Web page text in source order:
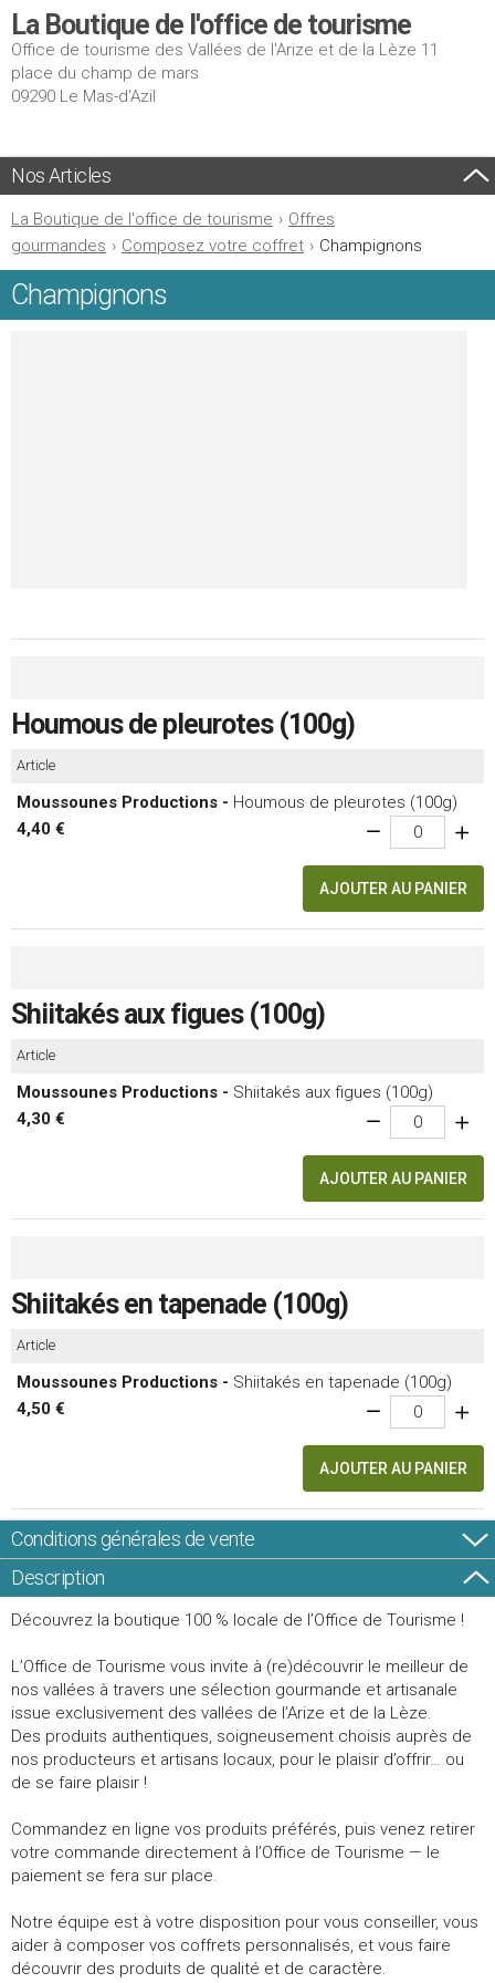
La Boutique de l'office de tourisme
Office de tourisme des Vallées de l'Arize et de la Lèze 11
place du champ de mars
09290 Le Mas-d'Azil
Nos Articles
La Boutique de l'office de tourisme › Offres
gourmandes › Composez votre coffret › Champignons
Champignons
Houmous de pleurotes (100g)
Article
Moussounes Productions - Houmous de pleurotes (100g)
4,40 €
AJOUTER AU PANIER
Shiitakés aux figues (100g)
Article
Moussounes Productions - Shiitakés aux figues (100g)
4,30 €
AJOUTER AU PANIER
Shiitakés en tapenade (100g)
Article
Moussounes Productions - Shiitakés en tapenade (100g)
4,50 €
AJOUTER AU PANIER
Conditions générales de vente
Description
Découvrez la boutique 100 % locale de l’Office de Tourisme !
L’Office de Tourisme vous invite à (re)découvrir le meilleur de
nos vallées à travers une sélection gourmande et artisanale
issue exclusivement des vallées de l’Arize et de la Lèze.
Des produits authentiques, soigneusement choisis auprès de
nos producteurs et artisans locaux, pour le plaisir d’offrir… ou
de se faire plaisir !
Commandez en ligne vos produits préférés, puis venez retirer
votre commande directement à l’Office de Tourisme — le
paiement se fera sur place.
Notre équipe est à votre disposition pour vous conseiller, vous
aider à composer vos coffrets personnalisés, et vous faire
découvrir des produits de qualité et de caractère.